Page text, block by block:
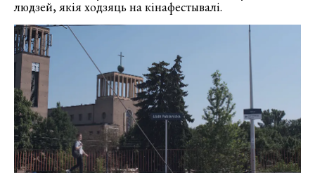
людзей, якія ходзяць на кінафестывалі.